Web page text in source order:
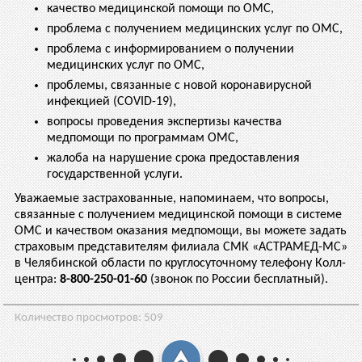
качество медицинской помощи по ОМС,
проблема с получением медицинских услуг по ОМС,
проблема с информированием о получении
медицинских услуг по ОМС,
проблемы, связанные с новой коронавирусной
инфекцией (COVID-19),
вопросы проведения экспертизы качества
медпомощи по программам ОМС,
жалоба на нарушение срока предоставления
государственной услуги.
Уважаемые застрахованные, напоминаем, что вопросы,
связанные с получением медицинской помощи в системе
ОМС и качеством оказания медпомощи, вы можете задать
страховым представителям филиала СМК «АСТРАМЕД-МС»
в Челябинской области по круглосуточному телефону Колл-
центра:8-800-250-01-60(звонок по России бесплатный).
Количество просмотров: 509